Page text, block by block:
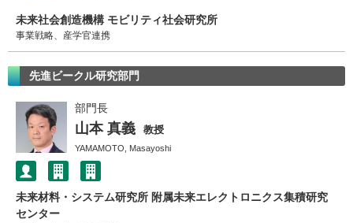
未来社会創造機構 モビリティ社会研究所
事業戦略、産学官連携
先進ビークル研究部門
部門長
山本 真義 教授
YAMAMOTO, Masayoshi
未来材料・システム研究所 附属未来エレクトロニクス集積研究
センター